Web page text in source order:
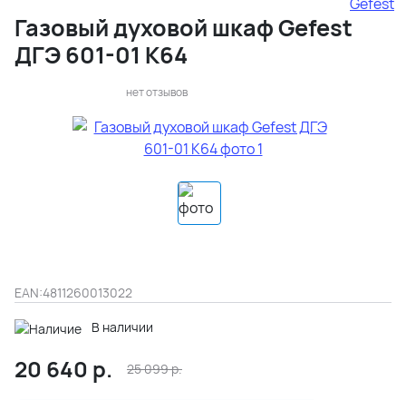
Газовый духовой шкаф Gefest
ДГЭ 601-01 К64
нет отзывов
EAN:4811260013022
В наличии
20 640 р. 25 099р.